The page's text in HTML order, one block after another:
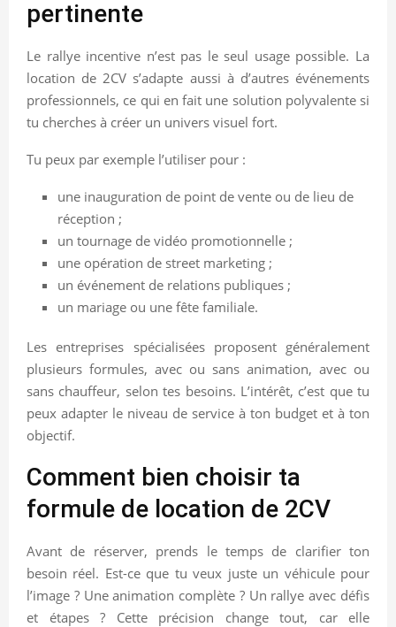
pertinente
Le rallye incentive n’est pas le seul usage possible. La
location de 2CV s’adapte aussi à d’autres événements
professionnels, ce qui en fait une solution polyvalente si
tu cherches à créer un univers visuel fort.
Tu peux par exemple l’utiliser pour :
une inauguration de point de vente ou de lieu de
réception ;
un tournage de vidéo promotionnelle ;
une opération de street marketing ;
un événement de relations publiques ;
un mariage ou une fête familiale.
Les entreprises spécialisées proposent généralement
plusieurs formules, avec ou sans animation, avec ou
sans chauffeur, selon tes besoins. L’intérêt, c’est que tu
peux adapter le niveau de service à ton budget et à ton
objectif.
Comment bien choisir ta
formule de location de 2CV
Avant de réserver, prends le temps de clarifier ton
besoin réel. Est-ce que tu veux juste un véhicule pour
l’image ? Une animation complète ? Un rallye avec défis
et étapes ? Cette précision change tout, car elle